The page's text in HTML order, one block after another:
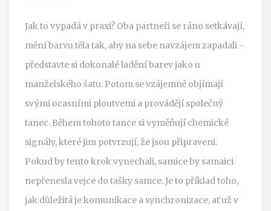
Jak to vypadá v praxi? Oba partneři se ráno setkávají,
mění barvu těla tak, aby na sebe navzájem zapadali -
představte si dokonalé ladění barev jako u
manželského šatu. Potom se vzájemně objímají
svými ocasními ploutvemi a provádějí společný
tanec. Během tohoto tance si vyměňují chemické
signály, které jim potvrzují, že jsou připraveni.
Pokud by tento krok vynechali, samice by samaici
nepřenesla vejce do tašky samce. Je to příklad toho,
jak důležitá je komunikace a synchronizace, ať už v